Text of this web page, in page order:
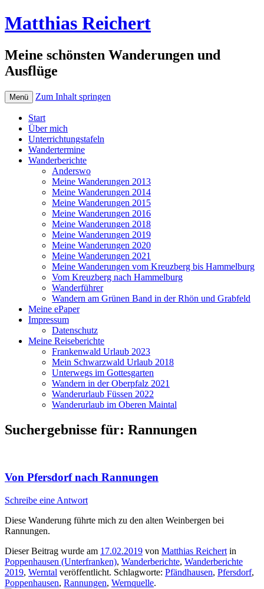
Matthias Reichert
Meine schönsten Wanderungen und
Ausflüge
Menü Zum Inhalt springen
Start
Über mich
Unterrichtungstafeln
Wandertermine
Wanderberichte
Anderswo
Meine Wanderungen 2013
Meine Wanderungen 2014
Meine Wanderungen 2015
Meine Wanderungen 2016
Meine Wanderungen 2018
Meine Wanderungen 2019
Meine Wanderungen 2020
Meine Wanderungen 2021
Meine Wanderungen vom Kreuzberg bis Hammelburg
Vom Kreuzberg nach Hammelburg
Wanderführer
Wandern am Grünen Band in der Rhön und Grabfeld
Meine ePaper
Impressum
Datenschutz
Meine Reiseberichte
Frankenwald Urlaub 2023
Mein Schwarzwald Urlaub 2018
Unterwegs im Gottesgarten
Wandern in der Oberpfalz 2021
Wanderurlaub Füssen 2022
Wanderurlaub im Oberen Maintal
Suchergebnisse für: Rannungen
Von Pfersdorf nach Rannungen
Schreibe eine Antwort
Diese Wanderung führte mich zu den alten Weinbergen bei
Rannungen.
Dieser Beitrag wurde am 17.02.2019 von Matthias Reichert in
Poppenhausen (Unterfranken), Wanderberichte, Wanderberichte
2019, Werntal veröffentlicht. Schlagworte: Pfändhausen, Pfersdorf,
Poppenhausen, Rannungen, Wernquelle.